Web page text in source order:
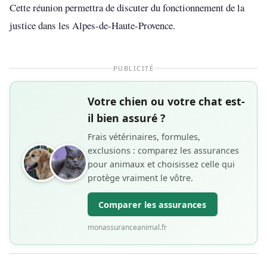
Cette réunion permettra de discuter du fonctionnement de la
justice dans les Alpes-de-Haute-Provence.
PUBLICITÉ
Votre chien ou votre chat est-
il bien assuré ?
Frais vétérinaires, formules,
exclusions : comparez les assurances
pour animaux et choisissez celle qui
protège vraiment le vôtre.
Comparer les assurances
monassuranceanimal.fr